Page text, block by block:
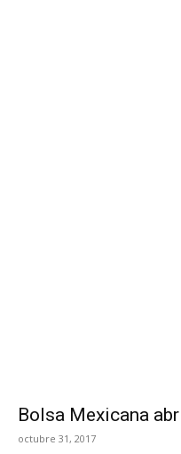
Bolsa Mexicana
octubre 31, 2017